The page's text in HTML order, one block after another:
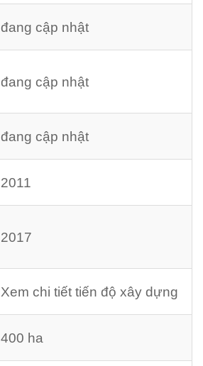
đang cập nhật
đang cập nhật
đang cập nhật
2011
2017
Xem chi tiết tiến độ xây dựng
400 ha